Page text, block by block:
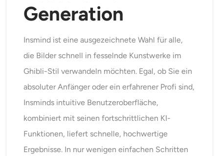
Generation
Insmind ist eine ausgezeichnete Wahl für alle,
die Bilder schnell in fesselnde Kunstwerke im
Ghibli-Stil verwandeln möchten. Egal, ob Sie ein
absoluter Anfänger oder ein erfahrener Profi sind,
Insminds intuitive Benutzeroberfläche,
kombiniert mit seinen fortschrittlichen KI-
Funktionen, liefert schnelle, hochwertige
Ergebnisse. In nur wenigen einfachen Schritten